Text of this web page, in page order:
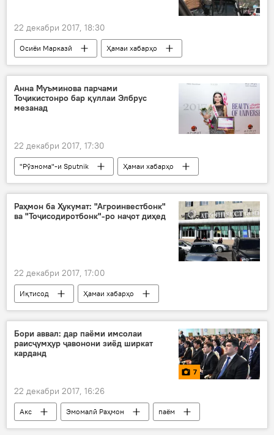
22 декабри 2017, 18:30
Осиёи Марказӣ
Ҳамаи хабарҳо
Афғонистон
гурӯҳи террористии "Толибон"
Анна Муъминова парчами
Тоҷикистонро бар қуллаи Элбрус
мезанад
22 декабри 2017, 17:30
"Рӯзнома"-и Sputnik
Ҳамаи хабарҳо
Анна Муъминова
озмуни зебогӣ
Дар Русия
Дар Тоҷикистон
Раҳмон ба Ҳукумат: "Агроинвестбонк"
ва "Тоҷисодиротбонк"-ро наҷот диҳед
22 декабри 2017, 17:00
Иқтисод
Ҳамаи хабарҳо
Эмомалӣ Раҳмон
Дар Тоҷикистон
Тоҷиксодиротбонк
Бори аввал: дар паёми имсолаи
раисҷумҳур ҷавонони зиёд ширкат
карданд
7
22 декабри 2017, 16:26
Акс Эмомалӣ Раҳмон
паём
Дар Тоҷикистон